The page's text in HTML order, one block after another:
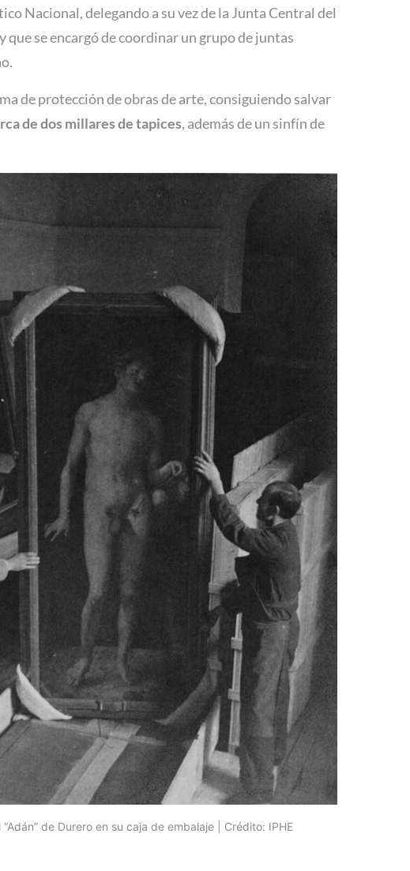
Nacional, delegando a su vez de la Junta Central del
que se encargó de coordinar un grupo de juntas
de protección de obras de arte, consiguiendo salvar
de dos millares de tapices, además de un sinfín de
de Durero en su caja de embalaje | Crédito: IPHE